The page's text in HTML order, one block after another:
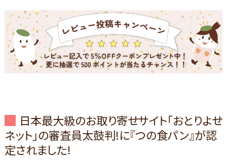
日本最大級のお取り寄せサイト「おとりよせ
ネット」の審査員太鼓判!に『つの食パン』が認
定されました!